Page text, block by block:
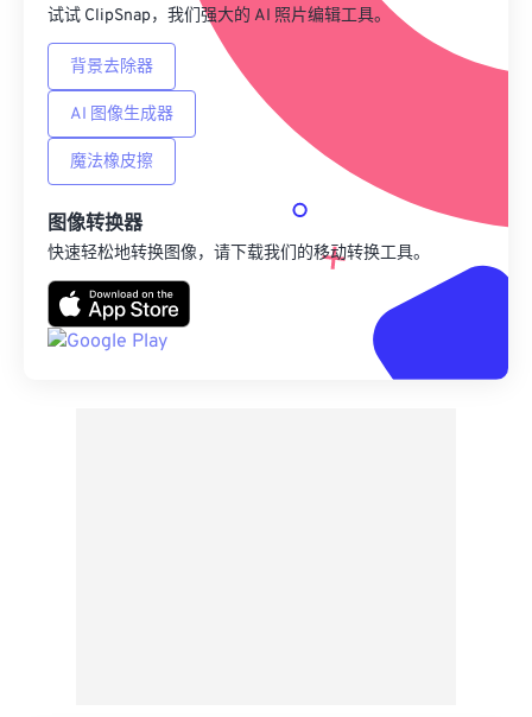
试试 ClipSnap，我们强大的 AI 照片编辑工具。
背景去除器
AI 图像生成器
魔法橡皮擦
图像转换器
快速轻松地转换图像，请下载我们的移动转换工具。